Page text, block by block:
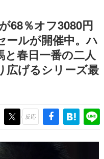
作家さんに取材し、ゲームが
ルチャーに与えた影響を探る企
業史
おける主要なトピック・タイト
へのインタビューや識者による
が一望できる決定版！
ポートマンガです。
？
ていく、硬派で骨太な評論連載
萌え声不思議ちゃん女子と
春を謳歌
68％オフ3080円
ールが開催中。ハ
と春日一番の二人
広げるシリーズ最
反応